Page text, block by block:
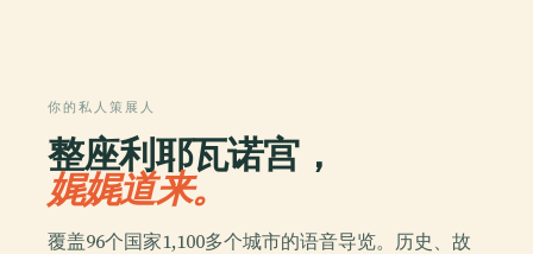
你的私人策展人
整座利耶瓦诺宫，
娓娓道来。
覆盖96个国家1,100多个城市的语音导览。历史、故